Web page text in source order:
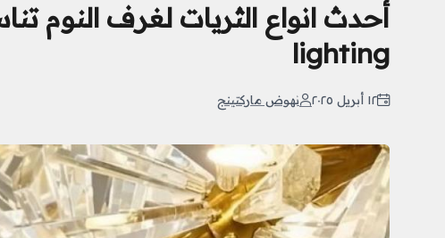
lighting
١٢ أبريل ٢٠٢٥ نهوض ماركتينج